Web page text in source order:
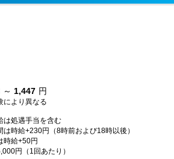
～ 1,447 円
により異なる
は処遇手当を含む
は時給+230円（8時前および18時以後）
時給+50円
円（1回あたり）